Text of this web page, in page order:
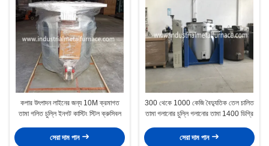
কপার উৎপাদন লাইনের জন্য 10M ক্রমাগত
তামা গলিত চুল্লি ইনগট কাস্টিং স্টিল ক্রুসিবল
সেরা দাম পান
300 থেকে 1000 কেজি বৈদ্যুতিক তেল চালিত
তামা গলানোর চুল্লি গলানোর তামা 1400 ডিগ্রি
সেরা দাম পান